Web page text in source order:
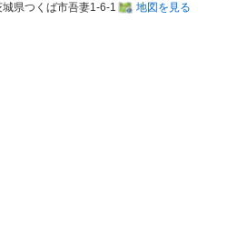
城県つくば市吾妻1-6-1 地図を見る